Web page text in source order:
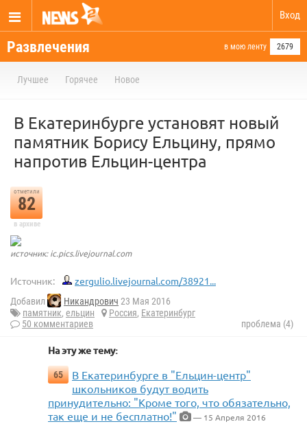
Вход
Развлечения в мою ленту 2679
Лучшее Горячее Новое
В Екатеринбурге установят новый
памятник Борису Ельцину, прямо
напротив Ельцин-центра
отметили
82
в архиве
источник: ic.pics.livejournal.com
Источник: zergulio.livejournal.com/38921...
Добавил Никандрович 23 Мая 2016
памятник, ельцин Россия, Екатеринбург
50 комментариев
проблема (4)
На эту же тему:
65
В Екатеринбурге в "Ельцин-центр"
школьников будут водить
принудительно: "Кроме того, что обязательно,
так еще и не бесплатно!"
— 15 Апреля 2016